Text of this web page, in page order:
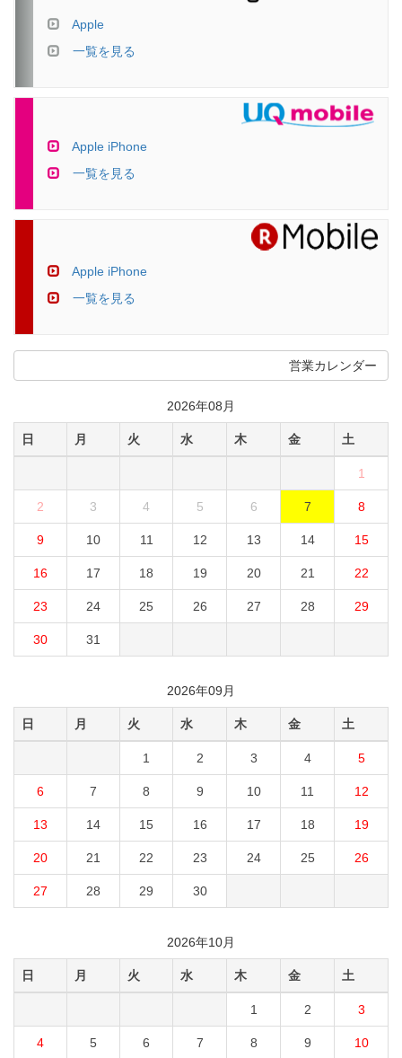
Apple
一覧を見る
Apple iPhone
一覧を見る
Apple iPhone
一覧を見る
営業カレンダー
2026年08月
日 月 火 水 木 金 土
1
2 3 4 5 6 7 8
9 10 11 12 13 14 15
16 17 18 19 20 21 22
23 24 25 26 27 28 29
30 31
2026年09月
日 月 火 水 木 金 土
1 2 3 4 5
6 7 8 9 10 11 12
13 14 15 16 17 18 19
20 21 22 23 24 25 26
27 28 29 30
2026年10月
日 月 火 水 木 金 土
1 2 3
4 5 6 7 8 9 10